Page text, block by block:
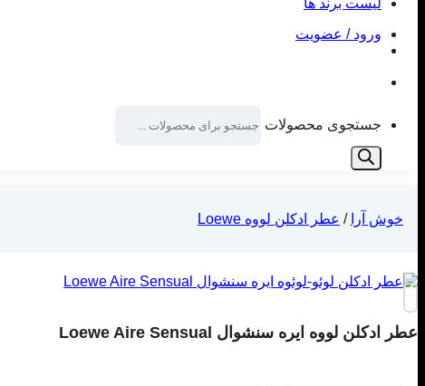
لیست برند ها
ورود / عضویت
جستجوی محصولات
خوش آرا / عطر ادکلن لووه Loewe
عطر ادکلن لووه ایره سنشوال Loewe Aire Sensual